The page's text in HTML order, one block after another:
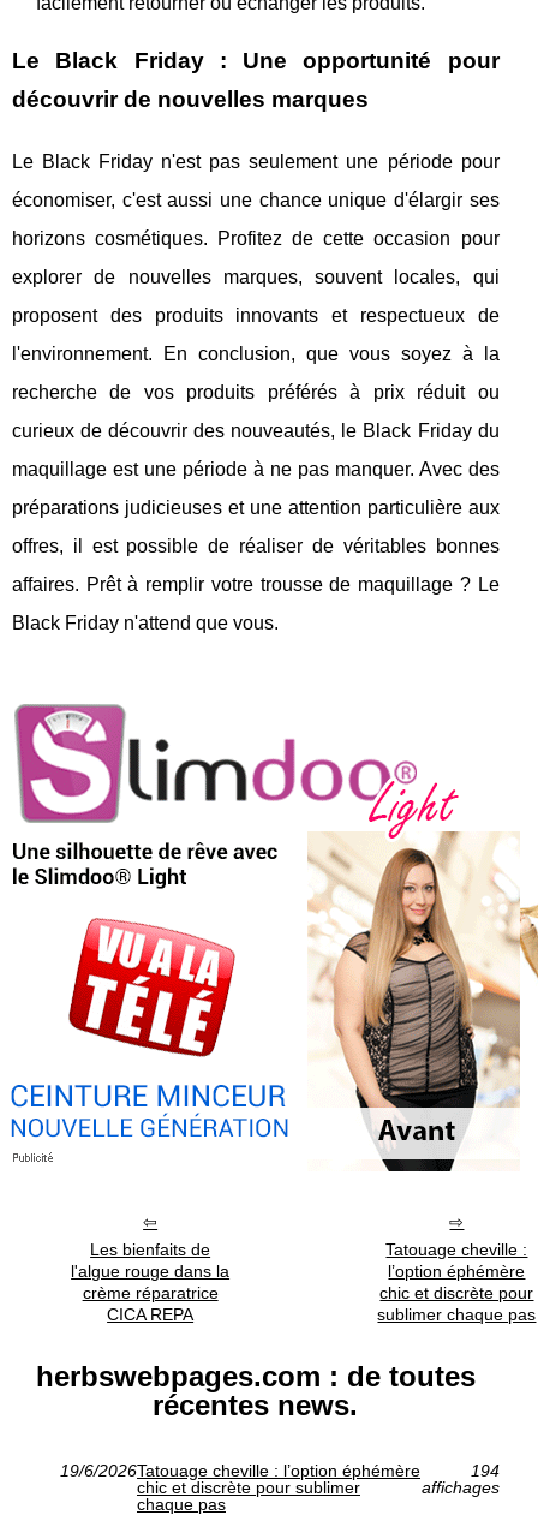
Le Black Friday : Une opportunité pour
découvrir de nouvelles marques
Le Black Friday n'est pas seulement une période pour
économiser, c'est aussi une chance unique d'élargir ses
horizons cosmétiques. Profitez de cette occasion pour
explorer de nouvelles marques, souvent locales, qui
proposent des produits innovants et respectueux de
l'environnement. En conclusion, que vous soyez à la
recherche de vos produits préférés à prix réduit ou
curieux de découvrir des nouveautés, le Black Friday du
maquillage est une période à ne pas manquer. Avec des
préparations judicieuses et une attention particulière aux
offres, il est possible de réaliser de véritables bonnes
affaires. Prêt à remplir votre trousse de maquillage ? Le
Black Friday n'attend que vous.
Les bienfaits de
l'algue rouge dans la
crème réparatrice
CICA REPA
Tatouage cheville :
l’option éphémère
chic et discrète pour
sublimer chaque pas
herbswebpages.com : de toutes
récentes news.
19/6/2026Tatouage cheville : l’option éphémère
chic et discrète pour sublimer
chaque pas
194
affichages